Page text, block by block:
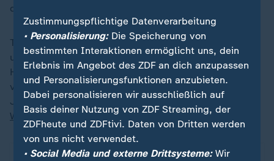
dagegen bei einem israelischen Luftangriff getötet.
Terrorkämpfer hatten Shiri Bibas und ihre Söhne Kfir
und Ariel beim Überfall der militant-islamistischen
Hamas auf Israel am 7. Oktober 2023 aus Nir Oz
verschleppt. Nur der ebenfalls entführte Familienvater
Jarden Bibas überlebte und kam im Zuge der jüngsten
Waffenruhe frei .
Zustimmungspflichtige Datenverarbeitung
• Personalisierung:Die Speicherung von
bestimmten Interaktionen ermöglicht uns, dein
Erlebnis im Angebot des ZDF an dich anzupassen
und Personalisierungsfunktionen anzubieten.
Dabei personalisieren wir ausschließlich auf
Basis deiner Nutzung von ZDF Streaming, der
ZDFheute und ZDFtivi. Daten von Dritten werden
von uns nicht verwendet.
• Social Media und externe Drittsysteme:Wir